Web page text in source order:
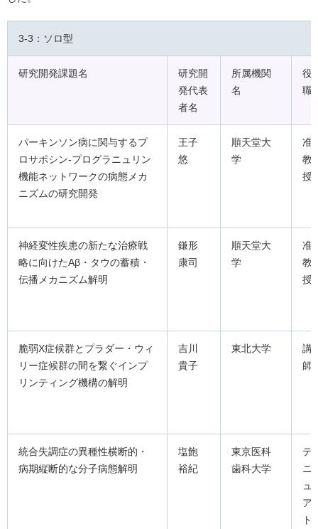
3-3：ソロ型
研究開発課題名
研究開
発代表
者名
所属機関
名
役
職
パーキンソン病に関与するプ
ロサポシン-プログラニュリン
機能ネットワークの病態メカ
ニズムの研究開発
王子
悠
順天堂大
学
准
教
授
神経変性疾患の新たな治療戦
略に向けたAβ・タウの蓄積・
伝播メカニズム解明
鎌形
康司
順天堂大
学
准
教
授
脆弱X症候群とプラダー・ウィ
リー症候群の間を繋ぐインプ
リンティング機構の解明
吉川
貴子
東北大学
講
師
統合失調症の異種性横断的・
病期縦断的な分子病態解明
塩飽
裕紀
東京医科
歯科大学
テ
ニ
ュ
ア
ト